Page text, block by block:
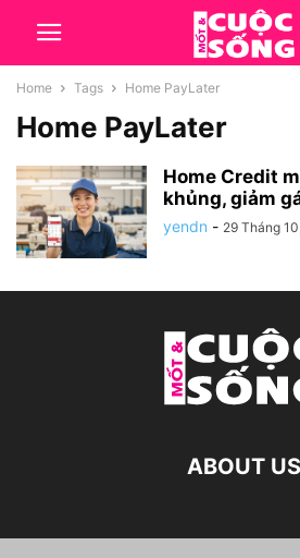
Home Tags Home PayLater
Home PayLater
Home Credit
khủng, giảm
yendn - 29 Tháng
ABOUT US